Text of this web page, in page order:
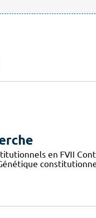
en FVII